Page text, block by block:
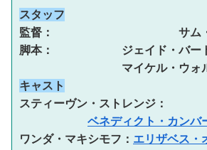
スタッフ
監督：　　　　　　　　　　　サム
脚本：　　　　　　ジェイド・バー
キャスト
スティーヴン・ストレンジ：
ベネディクト・カンバ
ワンダ・マキシモフ： エリザベス・